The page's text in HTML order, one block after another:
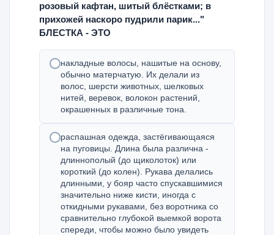
розовый кафтан, шитый блёстками; в
прихожей наскоро пудрили парик..."
БЛЕСТКА - ЭТО
накладные волосы, нашитые на основу,
обычно матерчатую. Их делали из
волос, шерсти животных, шелковых
нитей, веревок, волокон растений,
окрашенных в различные тона.
распашная одежда, застёгивающаяся
на пуговицы. Длина была различна -
длиннополый (до щиколоток) или
короткий (до колен). Рукава делались
длинными, у бояр часто спускавшимися
значительно ниже кисти, иногда с
откидными рукавами, без воротника со
сравнительно глубокой выемкой ворота
спереди, чтобы можно было увидеть